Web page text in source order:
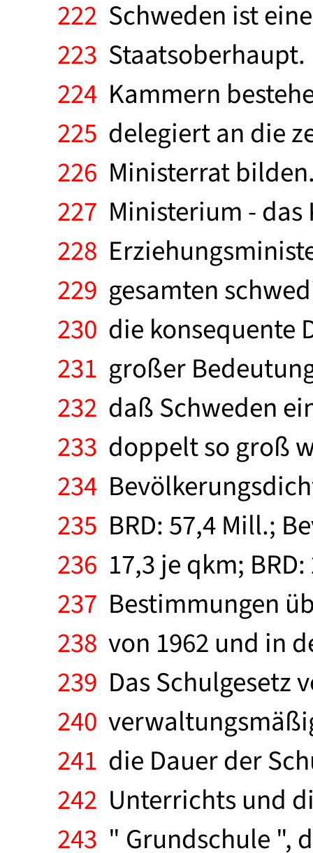
222 Schweden ist
223
224 Kammern
225 delegiert an die
226 Ministerrat
227 Ministerium -
228
229 gesamten
230 die konsequente
231 großer
232 daß Schweden
233 doppelt so groß
234
235 BRD: 57,4 Mill.;
236 17,3 je qkm;
237 Bestimmungen
238 von 1962 und in
239 Das Schulgesetz
240
241 die Dauer der
242 Unterrichts und
243 " Grundschule ",